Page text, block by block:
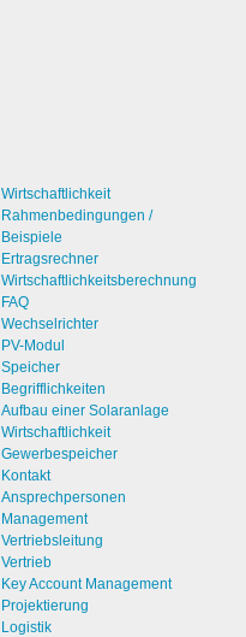
Wirtschaftlichkeit
Rahmenbedingungen /
Beispiele
Ertragsrechner
Wirtschaftlichkeitsberechnung
FAQ
Wechselrichter
PV-Modul
Speicher
Begrifflichkeiten
Aufbau einer Solaranlage
Wirtschaftlichkeit
Gewerbespeicher
Kontakt
Ansprechpersonen
Management
Vertriebsleitung
Vertrieb
Key Account Management
Projektierung
Logistik